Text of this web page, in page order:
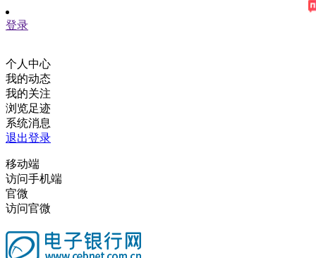
登录
个人中心
我的动态
我的关注
浏览足迹
系统消息
退出登录
移动端
访问手机端
官微
访问官微